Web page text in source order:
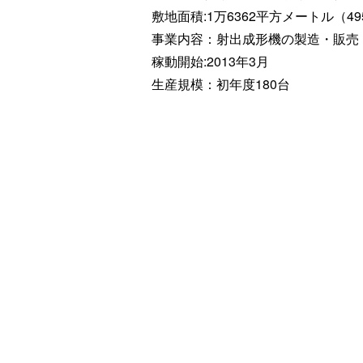
敷地面積:1万6362平方メートル（
事業内容：射出成形機の製造・販売
稼動開始:2013年3月
生産規模：初年度180台